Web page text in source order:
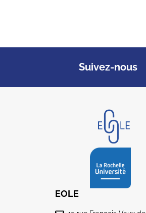
Suivez-nous
EOLE